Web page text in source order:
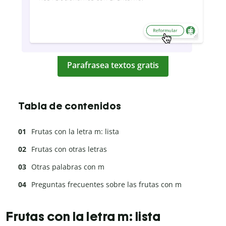
Parafrasea textos gratis
Tabla de contenidos
Frutas con la letra m: lista
Frutas con otras letras
Otras palabras con m
Preguntas frecuentes sobre las frutas con m
Frutas con la letra m: lista